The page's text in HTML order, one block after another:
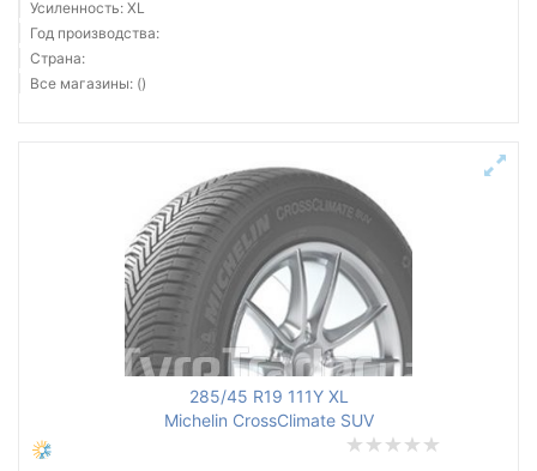
Усиленность: XL
Год производства:
Страна:
Все магазины: ()
285/45 R19 111Y XL
Michelin CrossClimate SUV